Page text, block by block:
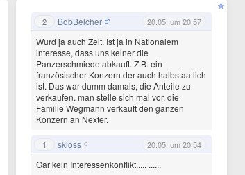
2 BobBelcher 20.05. um 20:57
Wurd ja auch Zeit. Ist ja in Nationalem
interesse, dass uns keiner die
Panzerschmiede abkauft. Z.B. ein
französischer Konzern der auch halbstaatlich
ist. Das war dumm damals, die Anteile zu
verkaufen. man stelle sich mal vor, die
Familie Wegmann verkauft den ganzen
Konzern an Nexter.
1 skloss 20.05. um 20:54
Gar kein Interessenkonflikt..... ......